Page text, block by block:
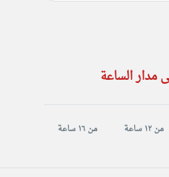
مدار الساعة
من ١٢ ساعة من ١٦ ساعة